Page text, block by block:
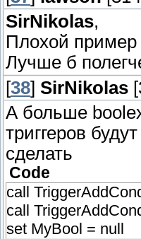
function
//Создание
set Bool =
endfunction
SirNikolas,
Плохой пример
Лучше б
[38] SirNikolas
А больше
триггеров
сделать
Code
call
call
set MyBool = null